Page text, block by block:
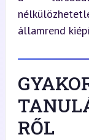
államrend
RŐL